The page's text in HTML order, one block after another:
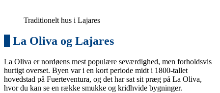
Traditionelt hus i Lajares
La Oliva og Lajares
La Oliva er nordøens mest populære seværdighed, men forholdsvis
hurtigt overset. Byen var i en kort periode midt i 1800-tallet
hovedstad på Fuerteventura, og det har sat sit præg på La Oliva,
hvor du kan se en række smukke og kridhvide bygninger.